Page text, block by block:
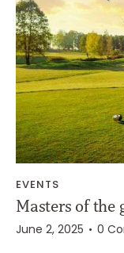
EVENTS
Masters of the
June 2, 2025 0